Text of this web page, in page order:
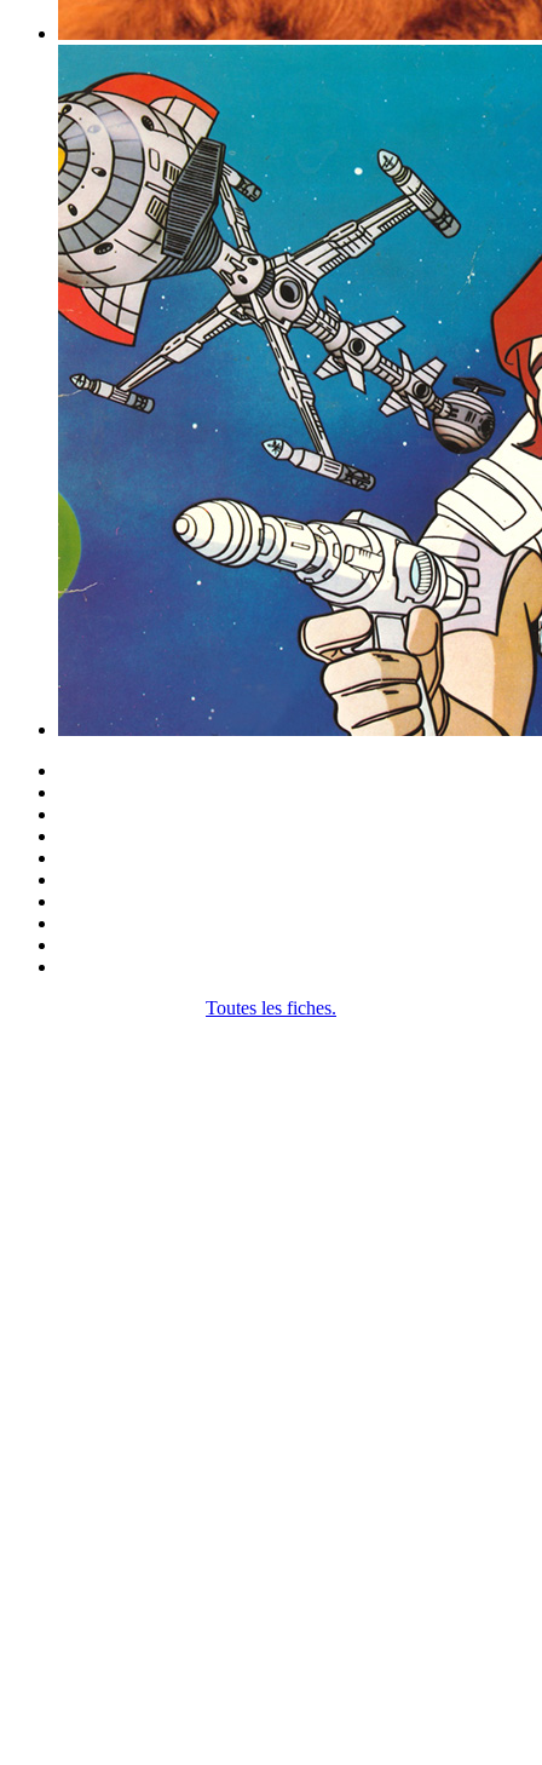
Toutes les fiches.